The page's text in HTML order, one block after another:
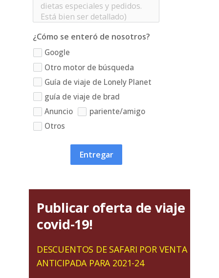
¿Cómo se enteró de nosotros?
Google
Otro motor de búsqueda
Guía de viaje de Lonely Planet
guía de viaje de brad
Anuncio
pariente/amigo
Otros
Entregar
Publicar oferta de viaje
covid-19!
DESCUENTOS DE SAFARI POR VENTA
ANTICIPADA PARA 2021-24